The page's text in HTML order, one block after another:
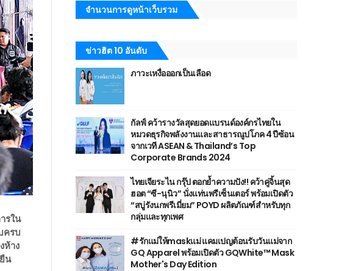
รใน
ครบ
ห้าง
น
จำนวนการดูหน้าเว็บรวม
ข่าวฮิต 10 อันดับ
ภาวะเหงื่อออกเป็นเลือด
กัลฟ์ คว้ารางวัลสุดยอดแบรนด์องค์กรไทยใน
หมวดธุรกิจพลังงานและสาธารณูปโภค 4 ปีซ้อน
จากเวที ASEAN & Thailand’s Top
Corporate Brands 2024
ไทยเจียระไน กรุ๊ป ตอกย้ำความปัง!! คว้าคู่จิ้นสุด
ฮอต “ซี-นุนิว” นั่งแท่นพรีเซ็นเตอร์ พร้อมเปิดตัว
“สบู่รังนกพรีเมี่ยม” POYD ผลิตภัณฑ์สำหรับทุก
กลุ่มและทุกเพศ
#รักแม่ให้maskแม่ แคมเปญต้อนรับวันแม่จาก
GQ Apparel พร้อมเปิดตัว GQWhite™ Mask
Mother's Day Edition